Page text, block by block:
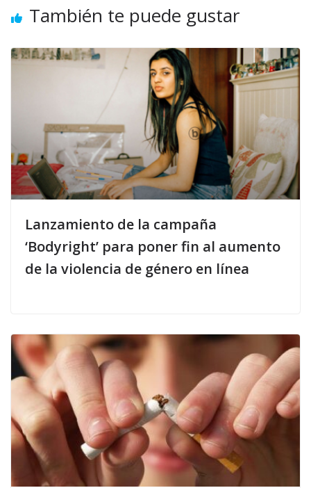
También te puede gustar
Lanzamiento de la campaña
‘Bodyright’ para poner fin al aumento
de la violencia de género en línea